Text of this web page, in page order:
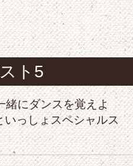
ト5
緒にダンスを覚えよ
いっしょスペシャルス